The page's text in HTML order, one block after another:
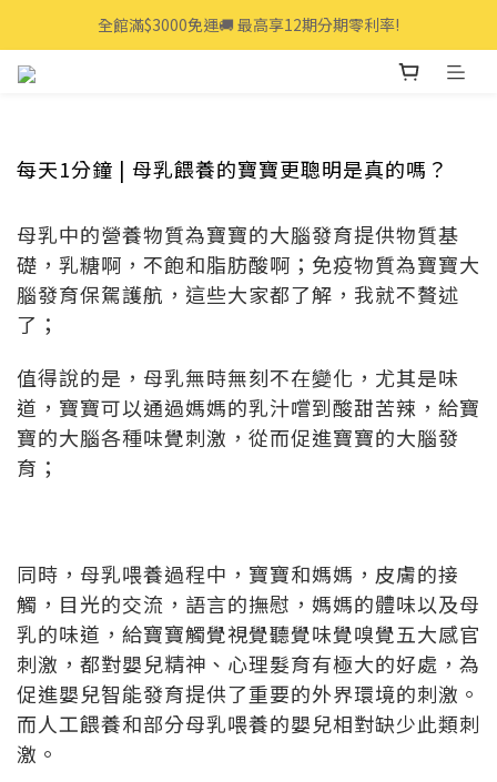
全館滿$3000免運🚚 最高享12期分期零利率!
全館滿$3000免運🚚 最高享12期分期零利率!
每天1分鐘 | 母乳餵養的寶寶更聰明是真的嗎？
母乳中的營養物質為寶寶的大腦發育提供物質基
礎，乳糖啊，不飽和脂肪酸啊；免疫物質為寶寶大
腦發育保駕護航，這些大家都了解，我就不贅述
了；
值得說的是，母乳無時無刻不在變化，尤其是味
道，寶寶可以通過媽媽的乳汁嚐到酸甜苦辣，給寶
寶的大腦各種味覺刺激，從而促進寶寶的大腦發
育；
同時，母乳喂養過程中，寶寶和媽媽，皮膚的接
觸，目光的交流，語言的撫慰，媽媽的體味以及母
乳的味道，給寶寶觸覺視覺聽覺味覺嗅覺五大感官
刺激，都對嬰兒精神、心理髮育有極大的好處，為
促進嬰兒智能發育提供了重要的外界環境的刺激。
而人工餵養和部分母乳喂養的嬰兒相對缺少此類刺
激。